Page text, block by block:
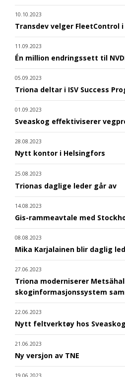
10.10.2023
Transdev velger FleetControl
11.09.2023
Én million endringssett til
05.09.2023
Triona deltar i ISV Success
01.09.2023
Sveaskog effektiviserer
28.08.2023
Nytt kontor i Helsingfors
25.08.2023
Trionas daglige leder går av
14.08.2023
Gis-rammeavtale med
08.08.2023
Mika Karjalainen blir daglig
27.06.2023
Triona moderniserer
skoginformasjonssystem
22.06.2023
Nytt feltverktøy hos Sveaskog
21.06.2023
Ny versjon av TNE
19.06.2023